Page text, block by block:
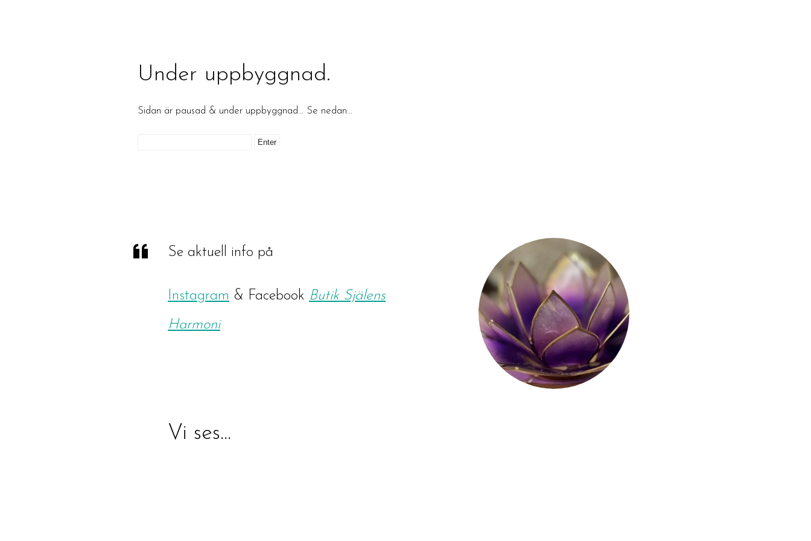
Under uppbyggnad.
Sidan är pausad & under uppbyggnad… Se nedan…
Se aktuell info på
Instagram & Facebook Butik Själens
Harmoni
Vi ses…